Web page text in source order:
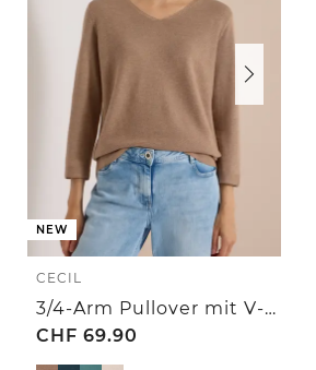
NEW
CECIL
3/4-Arm Pullover mit V-Neck und Strukturfront
CHF 69.90